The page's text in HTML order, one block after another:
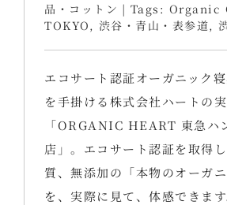
品・コットン | Tags: Organic
TOKYO , 渋谷・青山・表参道,
エコサート認証オーガニック
を手掛ける株式会社ハートの
「ORGANIC HEART 東急ハ
店」。エコサート認証を取得
質、無添加の「本物のオーガ
を、実際に見て、体感できます